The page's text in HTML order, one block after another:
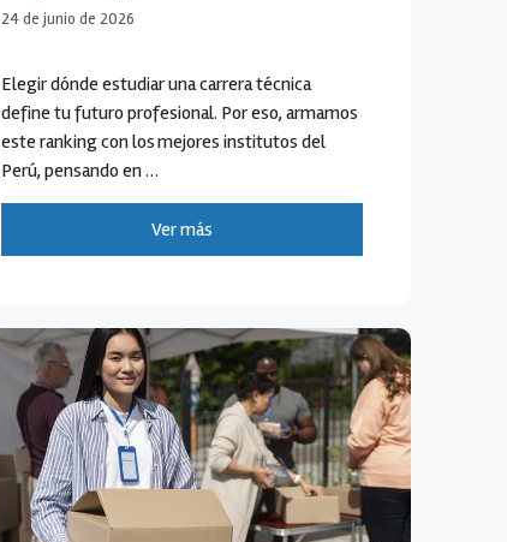
24 de junio de 2026
Elegir dónde estudiar una carrera técnica
define tu futuro profesional. Por eso, armamos
este ranking con los mejores institutos del
Perú, pensando en …
Ver más